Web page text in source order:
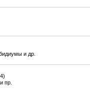
и др.
пр.